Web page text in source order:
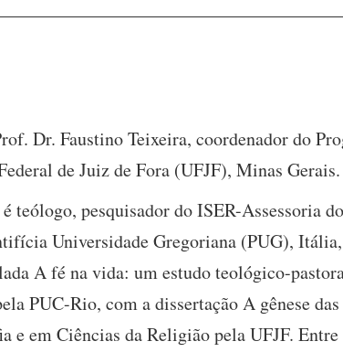
Dr. Faustino Teixeira, coordenador do
de Juiz de Fora (UFJF), Minas Gerais.
teólogo, pesquisador do ISER-Assessoria
Universidade Gregoriana (PUG),
A fé na vida: um estudo teológico-
PUC-Rio, com a dissertação A gênese
e em Ciências da Religião pela UFJF. Entre